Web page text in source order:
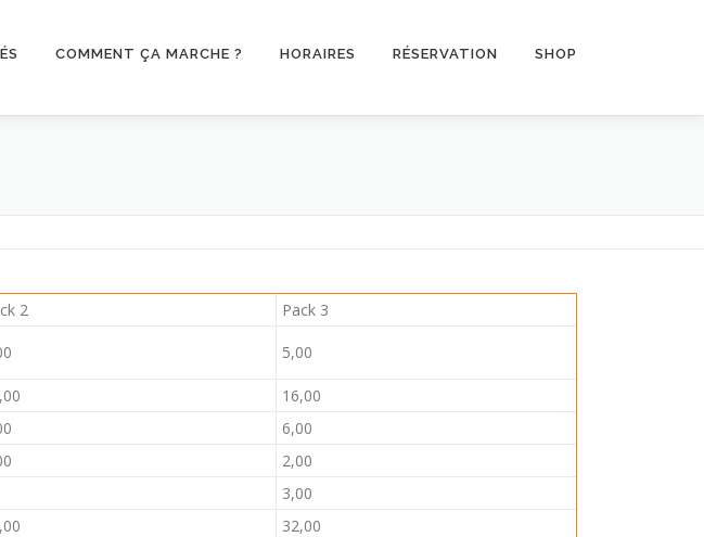
COMMENT ÇA MARCHE ? HORAIRES RÉSERVATION SHOP
2
Pack 3
5,00
16,00
6,00
2,00
3,00
32,00